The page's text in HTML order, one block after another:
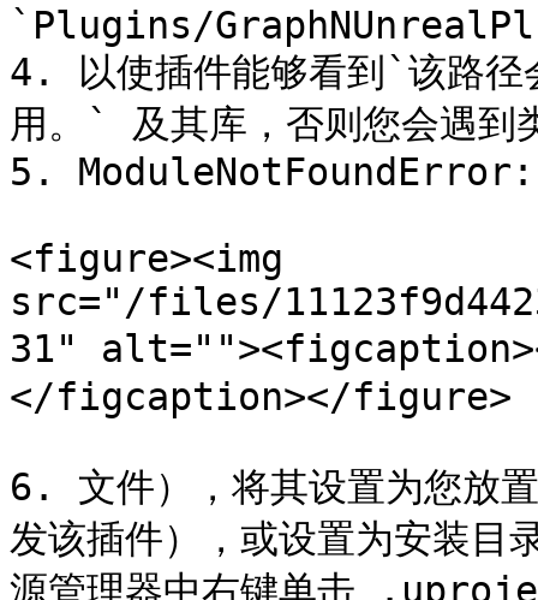
`Plugins/
4. 以使插件能够看到`该路
用。` 及其库，否则您会遇到
5.
<figure><img
src="/files/
31"
</figcaption></figure>
6. 文件），将其设置为您放
发该插件），或设置为安装
源管理器中右键单击